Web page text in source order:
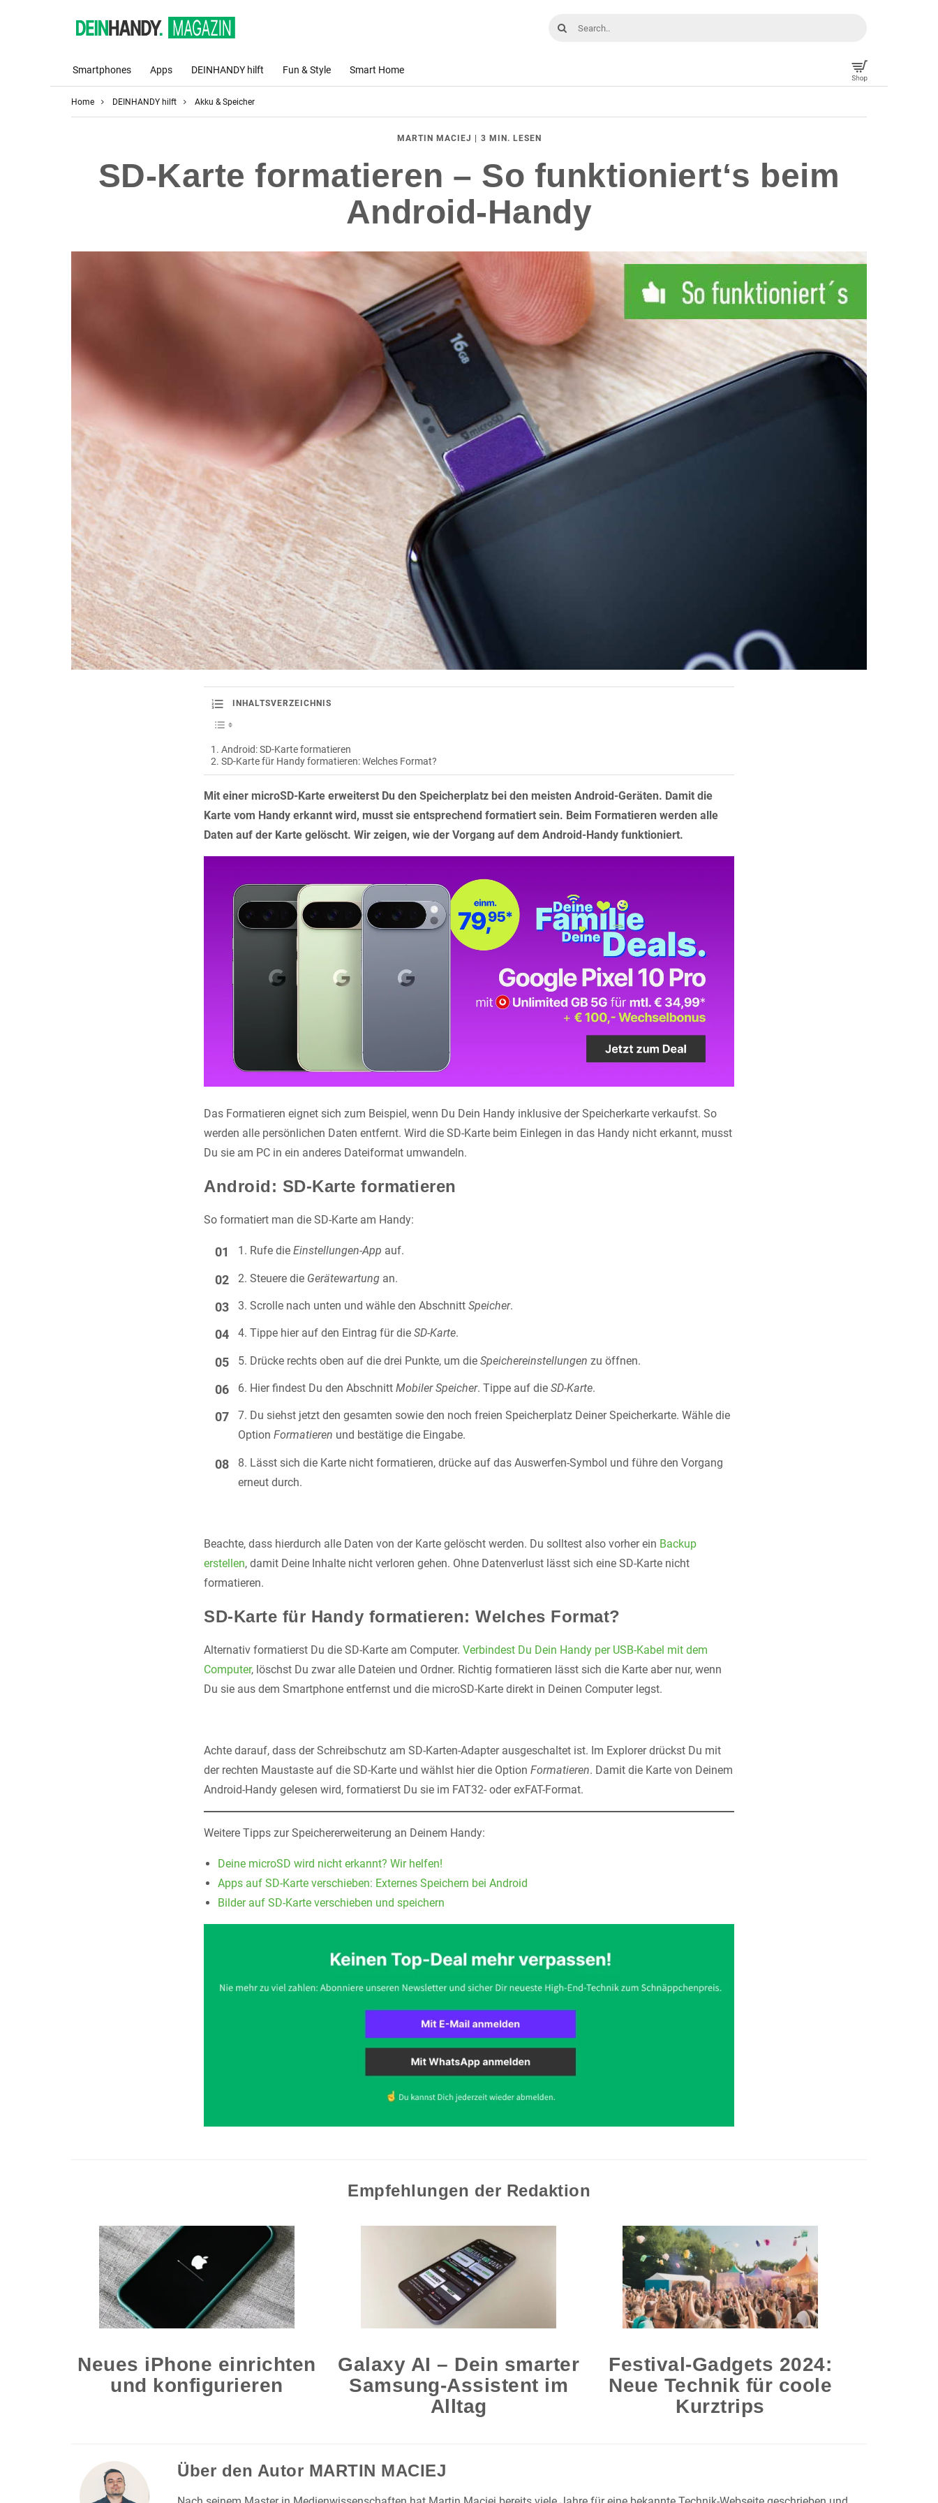
Smartphones Apps DEINHANDY hilft Fun & Style Smart Home
Home DEINHANDY hilft Akku & Speicher
MARTIN MACIEJ 3 MIN. LESEN
SD-Karte formatieren – So funktioniert‘s beim
Android-Handy
INHALTSVERZEICHNIS
Android: SD-Karte formatieren
SD-Karte für Handy formatieren: Welches Format?
Mit einer microSD-Karte erweiterst Du den Speicherplatz bei den meisten Android-Geräten. Damit die
Karte vom Handy erkannt wird, musst sie entsprechend formatiert sein. Beim Formatieren werden alle
Daten auf der Karte gelöscht. Wir zeigen, wie der Vorgang auf dem Android-Handy funktioniert.
Das Formatieren eignet sich zum Beispiel, wenn Du Dein Handy inklusive der Speicherkarte verkaufst. So
werden alle persönlichen Daten entfernt. Wird die SD-Karte beim Einlegen in das Handy nicht erkannt, musst
Du sie am PC in ein anderes Dateiformat umwandeln.
Android: SD-Karte formatieren
So formatiert man die SD-Karte am Handy:
Rufe dieEinstellungen-App auf.
Steuere die Gerätewartung an.
Scrolle nach unten und wähle den AbschnittSpeicher.
Tippe hier auf den Eintrag für dieSD-Karte.
Drücke rechts oben auf die drei Punkte, um dieSpeichereinstellungen zu öffnen.
Hier findest Du den AbschnittMobiler Speicher. Tippe auf dieSD-Karte.
Du siehst jetzt den gesamten sowie den noch freien Speicherplatz Deiner Speicherkarte. Wähle die
OptionFormatieren und bestätige die Eingabe.
Lässt sich die Karte nicht formatieren, drücke auf das Auswerfen-Symbol und führe den Vorgang
erneut durch.
Beachte, dass hierdurch alle Daten von der Karte gelöscht werden. Du solltest also vorher ein Backup
erstellen, damit Deine Inhalte nicht verloren gehen. Ohne Datenverlust lässt sich eine SD-Karte nicht
formatieren.
SD-Karte für Handy formatieren: Welches Format?
Alternativ formatierst Du die SD-Karte am Computer. Verbindest Du Dein Handy per USB-Kabel mit dem
Computer, löschst Du zwar alle Dateien und Ordner. Richtig formatieren lässt sich die Karte aber nur, wenn
Du sie aus dem Smartphone entfernst und die microSD-Karte direkt in Deinen Computer legst.
Achte darauf, dass der Schreibschutz am SD-Karten-Adapter ausgeschaltet ist. Im Explorer drückst Du mit
der rechten Maustaste auf die SD-Karte und wählst hier die Option Formatieren. Damit die Karte von Deinem
Android-Handy gelesen wird, formatierst Du sie im FAT32- oder exFAT-Format.
Weitere Tipps zur Speichererweiterung an Deinem Handy:
Deine microSD wird nicht erkannt? Wir helfen!
Apps auf SD-Karte verschieben: Externes Speichern bei Android
Bilder auf SD-Karte verschieben und speichern
Empfehlungen der Redaktion
Neues iPhone einrichten
und konfigurieren
Galaxy AI – Dein smarter
Samsung-Assistent im
Alltag
Festival-Gadgets 2024:
Neue Technik für coole
Kurztrips
Über den Autor MARTIN MACIEJ